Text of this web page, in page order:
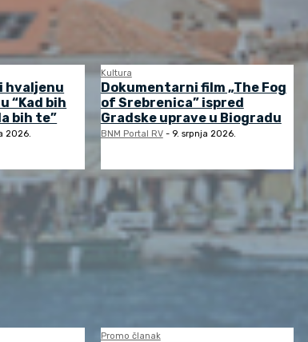
hvaljenu
“Kad bih
bih te”
2026.
Kultura
Dokumentarni film „The Fog
of Srebrenica” ispred
Gradske uprave u Biogradu
BNM Portal RV - 9. srpnja 2026.
Promo članak